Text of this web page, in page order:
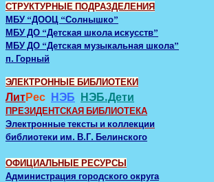
СТРУКТУРНЫЕ ПОДРАЗДЕЛЕНИЯ
МБУ “ДООЦ “Солнышко”
МБУ ДО “Детская школа искусств”
МБУ ДО “Детская музыкальная школа”
п. Горный
ЭЛЕКТРОННЫЕ БИБЛИОТЕКИ
ЛитРес НЭБ НЭБ.Дети
ПРЕЗИДЕНТСКАЯ БИБЛИОТЕКА
Электронные тексты и коллекции
библиотеки им. В.Г. Белинского
ОФИЦИАЛЬНЫЕ РЕСУРСЫ
Администрация городского округа